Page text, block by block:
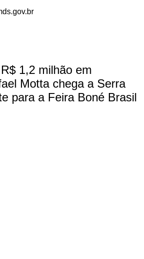
1,2 milhão em
Motta chega a Serra
para a Feira Boné Brasil